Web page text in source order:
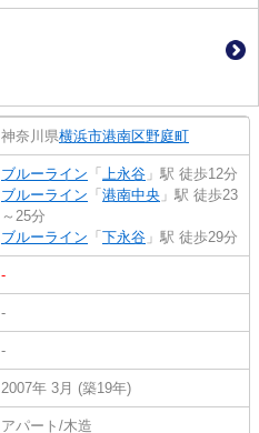
神奈川県横浜市港南区野庭町
ブルーライン 「 上永谷 」駅 徒歩12分
ブルーライン 「 港南中央 」駅 徒歩23
～25分
ブルーライン 「 下永谷 」駅 徒歩29分
-
-
-
2007年 3月 (築19年)
アパート/木造